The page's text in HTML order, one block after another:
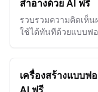
สำอางด้วย AI ฟรี
รวบรวมความคิดเห็
ใช้ได้ทันทีด้วยแบบฟ
เครื่องสร้างแบบฟ
AI ฟรี